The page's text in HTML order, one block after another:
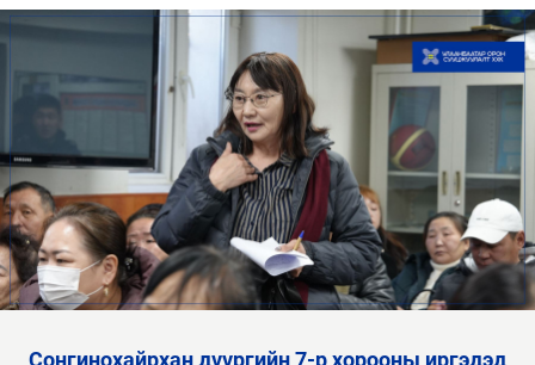
сонгинохайрхан дүүргийн 7-р хорооны иргэдэд